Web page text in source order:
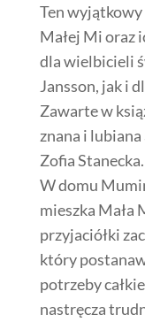
Ten
Małej Mi oraz
dla wielbicieli
Jansson, jak i
Zawarte w
znana i
Zofia Stanecka.
W domu
mieszka Mała
przyjaciółki
który
potrzeby
nastręcza